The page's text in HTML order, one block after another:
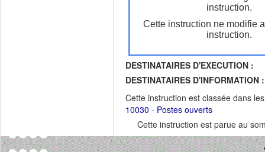
instruction.
Cette instruction ne modifie
instruction.
DESTINATAIRES D'EXECUTION :
DESTINATAIRES D'INFORMATION :
Cette instruction est classée dans
10030 - Postes ouverts
Cette instruction est parue au